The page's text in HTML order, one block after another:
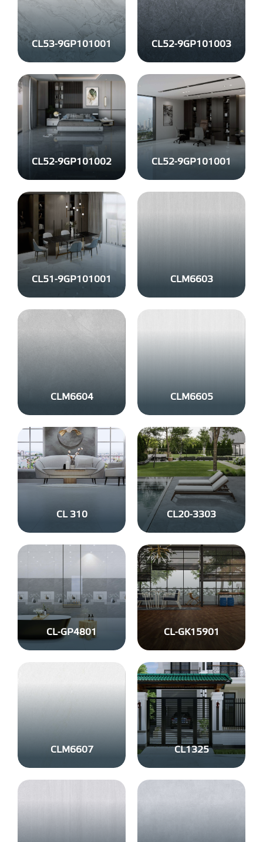
CL53-9GP101001 CL52-9GP101003
CL52-9GP101002 CL52-9GP101001
CL51-9GP101001 CLM6603
CLM6604 CLM6605
CL 310 CL20-3303
CL-GP4801 CL-GK15901
CLM6607 CL1325